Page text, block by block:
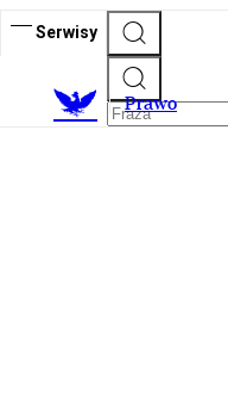
Serwisy
Prawo